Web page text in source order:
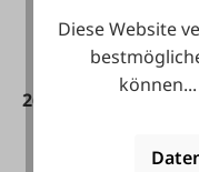
65 x 68,5 cm
269,00 €*
Diese Website
können...